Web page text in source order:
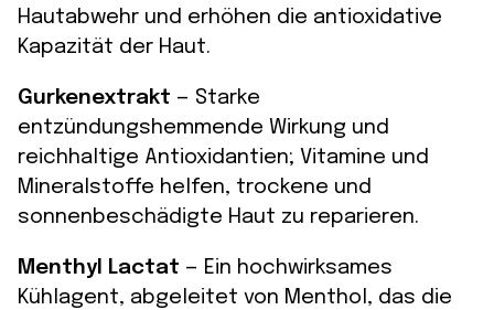
Hautabwehr und erhöhen die antioxidative
Kapazität der Haut.
Gurkenextrakt — Starke
entzündungshemmende Wirkung und
reichhaltige Antioxidantien; Vitamine und
Mineralstoffe helfen, trockene und
sonnenbeschädigte Haut zu reparieren.
Menthyl Lactat — Ein hochwirksames
Kühlagent, abgeleitet von Menthol, das die